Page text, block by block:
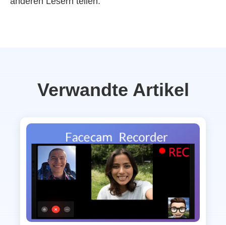
Verwandte Artikel